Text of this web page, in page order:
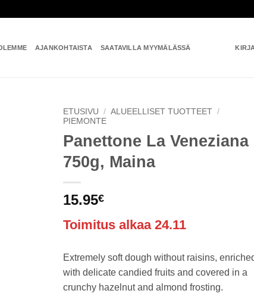
AJANKOHTAISTA SAATAVILLA MYYMÄLÄSSÄ
ETUSIVU / ALUEELLISET TUOTTEET /
PIEMONTE
Panettone La Veneziana
750g, Maina
15.95€
Toimitus alkaa 24.11
Extremely soft dough without raisins,
with delicate candied fruits and covered in a
crunchy hazelnut and almond frosting.